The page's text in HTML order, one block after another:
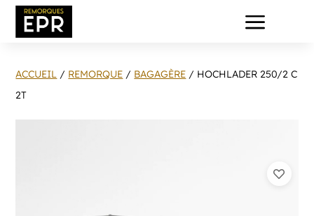
a
ACCUEIL / REMORQUE / BAGAGÈRE / HOCHLADER 250/2 C
2T